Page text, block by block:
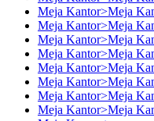
Meja Kantor>Meja
Meja Kantor>Meja
Meja Kantor>Meja
Meja Kantor>Meja
Meja Kantor>Meja
Meja Kantor>Meja
Meja Kantor>Meja
Meja Kantor>Meja